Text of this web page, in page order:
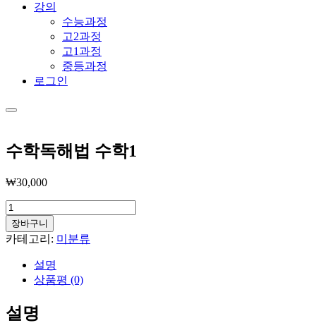
강의
수능과정
고2과정
고1과정
중등과정
로그인
Main
수학독해법 수학1
₩30,000
수
학
독
1
수
장바구니
카테고리: 미분류
설명
상품평 (0)
설명